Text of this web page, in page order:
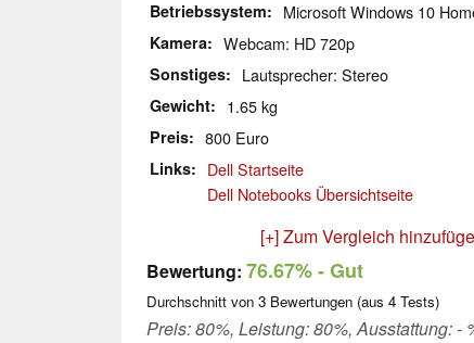
Betriebssystem Microsoft Windows 10
Kamera Webcam: HD 720p
Sonstiges Lautsprecher: Stereo
Gewicht 1.65 kg
Preis 800 Euro
Links
Dell Startseite
Dell Notebooks Übersichtseite
[+] Zum Vergleich
Bewertung: 76.67%- Gut
Durchschnitt von 3 Bewertungen (aus 4 Tests)
Preis: 80%, Leistung: 80%, Ausstattung: -